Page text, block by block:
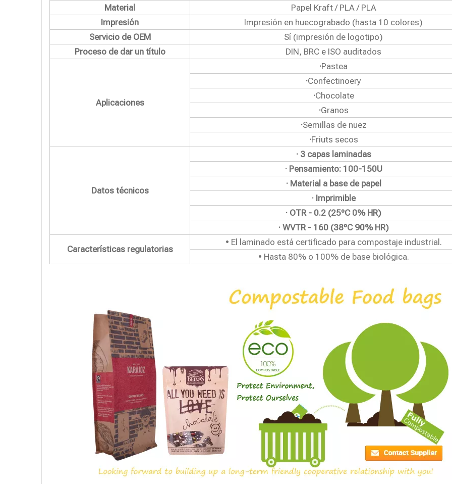
Material
Papel Kraft / PLA / PLA
Impresión
Impresión en huecograbado (hasta 10 colores)
Servicio de OEM
Sí (impresión de logotipo)
Proceso de dar un título
DIN, BRC e ISO auditados
Aplicaciones
·Pastea
·Confectinoery
·Chocolate
·Granos
·Semillas de nuez
·Friuts secos
Datos técnicos
· 3 capas laminadas
· Pensamiento: 100-150U
· Material a base de papel
· Imprimible
· OTR - 0.2 (25ºC 0% HR)
· WVTR - 160 (38ºC 90% HR)
Características regulatorias
• El laminado está certificado para compostaje industrial.
• Hasta 80% o 100% de base biológica.